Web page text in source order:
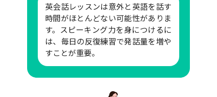
英会話レッスンは意外と英語を話す
時間がほとんどない可能性がありま
す。スピーキング力を身につけるに
は、毎日の反復練習で発話量を増や
すことが重要。